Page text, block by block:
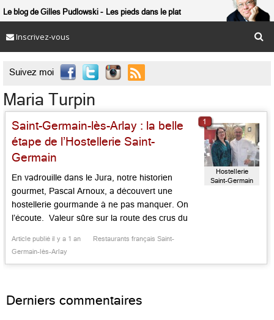
Le blog de Gilles Pudlowski Les pieds dans le plat
Inscrivez-vous
Suivez moi 
Maria Turpin
Saint-Germain-lès-Arlay : la belle
étape de l’Hostellerie Saint-
Germain
En vadrouille dans le Jura, notre historien
gourmet, Pascal Arnoux, a découvert une
hostellerie gourmande à ne pas manquer. On
l’écoute. Valeur sûre sur la route des crus du
Saint-Germain-lès-Arlay fait figure d’aubaine.
Après une visite des remarquables villages
Article publié il y a 1 an
Restaurants français Saint-
Germain-lès-Arlay
Hostellerie
Saint-Germain
1
Derniers commentaires